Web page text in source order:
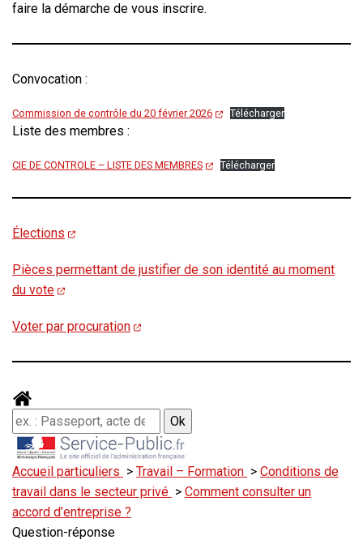
faire la démarche de vous inscrire.
Convocation :
Commission de contrôle du 20 février 2026 Télécharger
Liste des membres :
CIE DE CONTROLE – LISTE DES MEMBRES Télécharger
Élections
Pièces permettant de justifier de son identité au moment
du vote
Voter par procuration
Accueil particuliers > Travail – Formation > Conditions de
travail dans le secteur privé > Comment consulter un
accord d’entreprise ?
Question-réponse